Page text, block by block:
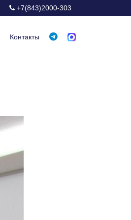
+7(843)2000-303
Контакты